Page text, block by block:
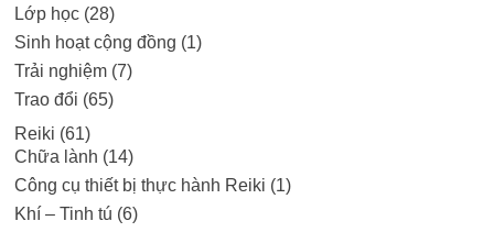
Lớp học(28)
Sinh hoạt cộng đồng (1)
Trải nghiệm(7)
Trao đổi (65)
Reiki (61)
Chữa lành (14)
Công cụ thiết bị thực hành Reiki (1)
Khí – Tinh tú (6)